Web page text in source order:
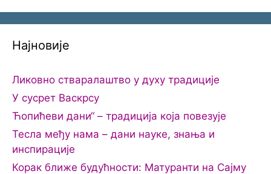
Најновије
Ликовно стваралаштво у духу традиције
У сусрет Васкрсу
Ћопићеви дани“ – традиција која повезује
Тесла међу нама – дани науке, знања и
инспирације
Корак ближе будућности: Матуранти на Сајму